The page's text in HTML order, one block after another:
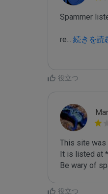
Spammer
re... 続きを読
役立つ
This site was
It is listed at
Be wary of
役立つ